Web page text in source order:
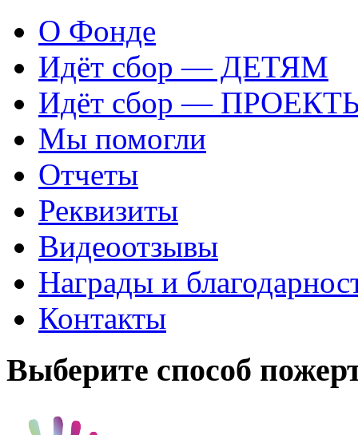
О Фонде
Идёт сбор — ДЕТЯМ
Идёт сбор —
Мы помогли
Отчеты
Реквизиты
Видеоотзывы
Награды и
Контакты
Выберите способ